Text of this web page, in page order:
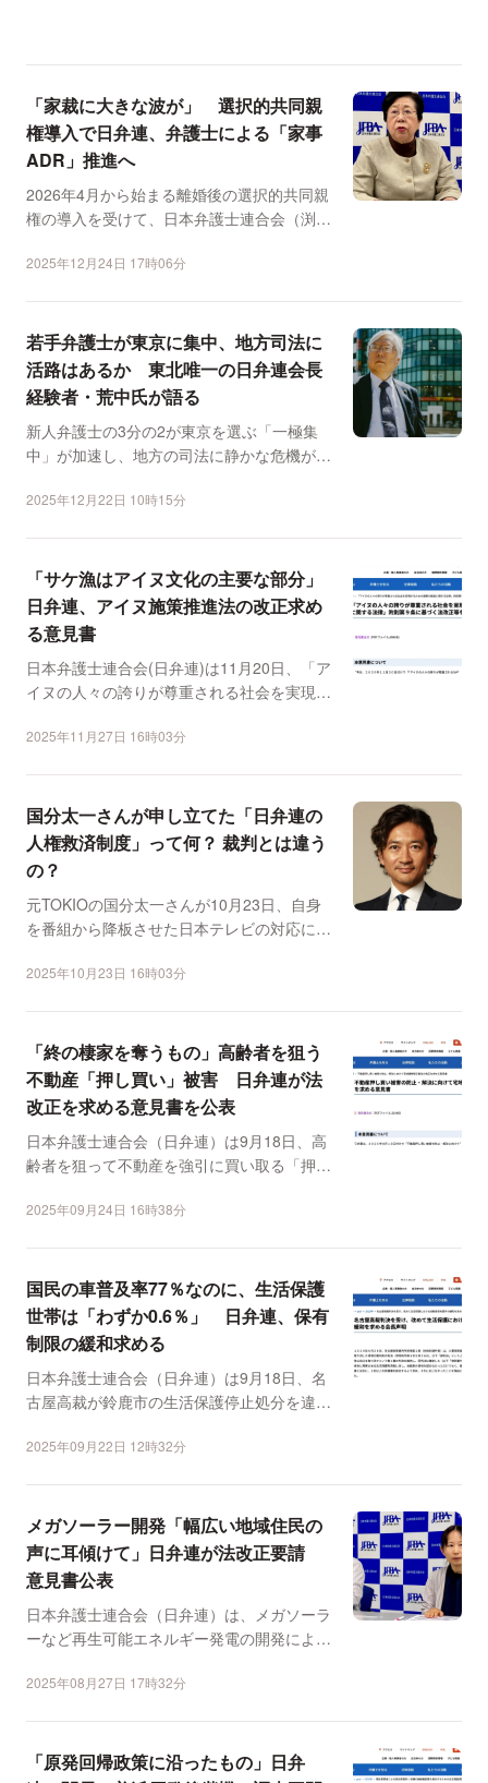
「家裁に大きな波が」 選択的共同親
権導入で日弁連、弁護士による「家事
ADR」推進へ
2026年4月から始まる離婚後の選択的共同親
権の導入を受けて、日本弁護士連合会（渕上
2025年12月24日 17時06分
若手弁護士が東京に集中、地方司法に
活路はあるか 東北唯一の日弁連会長
経験者・荒中氏が語る
新人弁護士の3分の2が東京を選ぶ「一極集
中」が加速し、地方の司法に静かな危機が迫
2025年12月22日 10時15分
「サケ漁はアイヌ文化の主要な部分」
日弁連、アイヌ施策推進法の改正求め
る意見書
日本弁護士連合会(日弁連)は11月20日、「ア
イヌの人々の誇りが尊重される社会を実現す
2025年11月27日 16時03分
国分太一さんが申し立てた「日弁連の
人権救済制度」って何？ 裁判とは違う
の？
元TOKIOの国分太一さんが10月23日、自身
を番組から降板させた日本テレビの対応につ
2025年10月23日 16時03分
「終の棲家を奪うもの」高齢者を狙う
不動産「押し買い」被害 日弁連が法
改正を求める意見書を公表
日本弁護士連合会（日弁連）は9月18日、高
齢者を狙って不動産を強引に買い取る「押し
2025年09月24日 16時38分
国民の車普及率77％なのに、生活保護
世帯は「わずか0.6％」 日弁連、保有
制限の緩和求める
日本弁護士連合会（日弁連）は9月18日、名
古屋高裁が鈴鹿市の生活保護停止処分を違法
2025年09月22日 12時32分
メガソーラー開発「幅広い地域住民の
声に耳傾けて」日弁連が法改正要請
意見書公表
日本弁護士連合会（日弁連）は、メガソーラ
ーなど再生可能エネルギー発電の開発による
2025年08月27日 17時32分
「原発回帰政策に沿ったもの」日弁